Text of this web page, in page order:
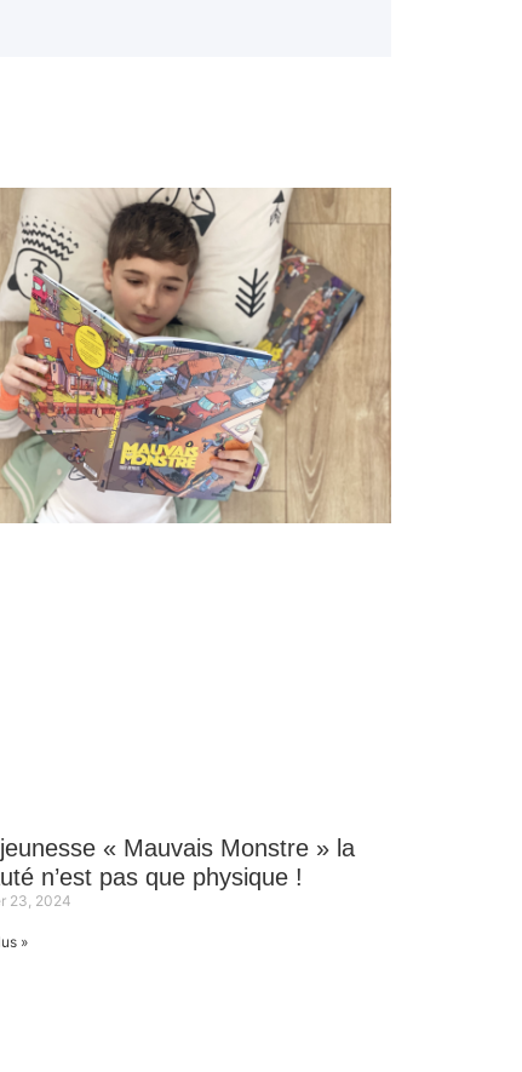
« Mauvais Monstre » la
n’est pas que physique !
23, 2024
»